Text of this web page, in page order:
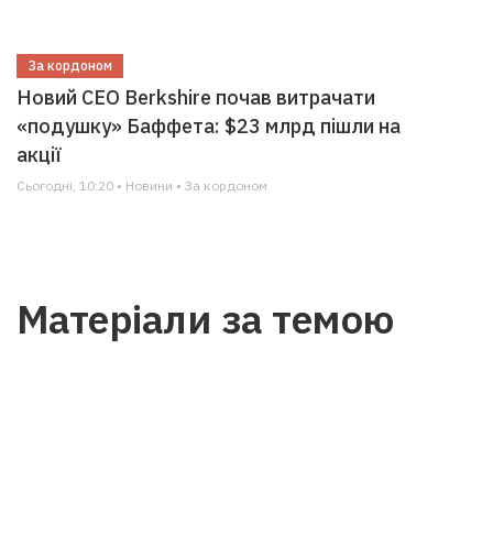
За кордоном
Новий CEO Berkshire почав витрачати
«подушку» Баффета: $23 млрд пішли на
акції
Сьогодні, 10:20 • Новини • За кордоном
Матеріали за темою